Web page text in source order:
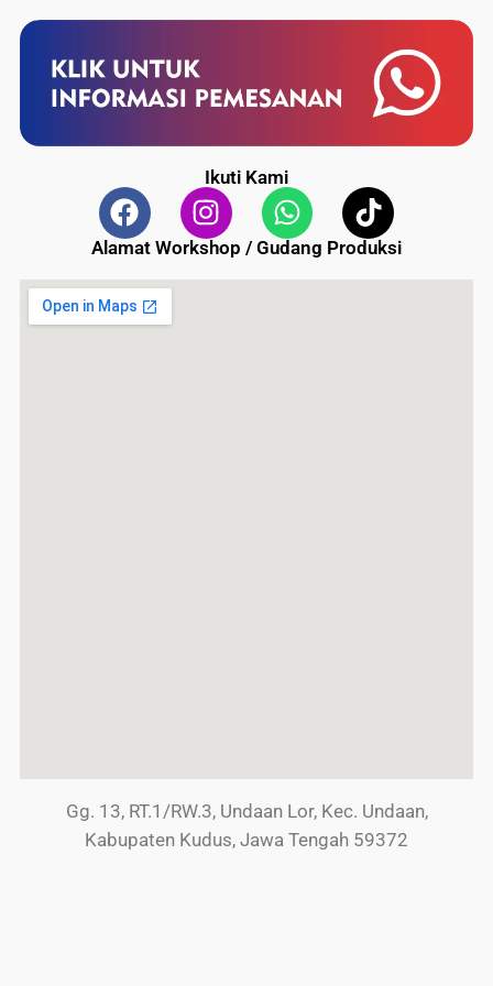
Ikuti Kami
Alamat Workshop / Gudang Produksi
Gg. 13, RT.1/RW.3, Undaan Lor, Kec. Undaan,
Kabupaten Kudus, Jawa Tengah 59372